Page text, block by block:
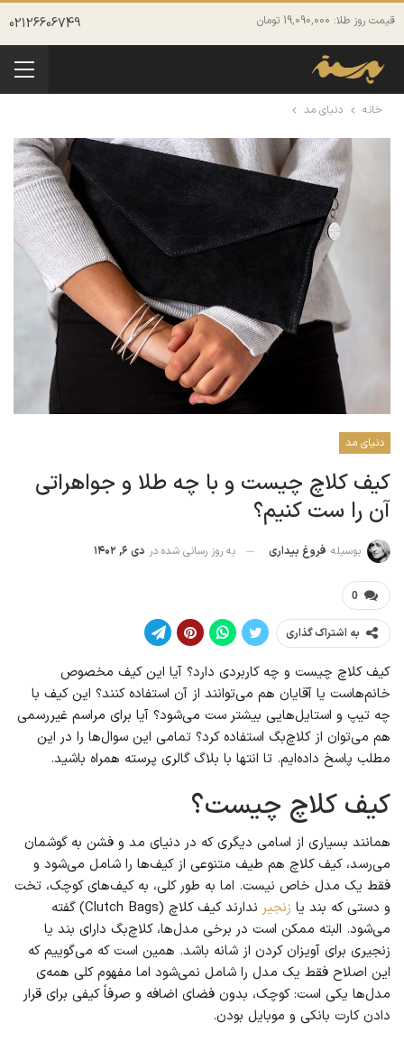
قیمت روز طلا: 19,090,000 تومان 02126606749
خانه دنیای مد
دنیای مد
کیف کلاچ چیست و با چه طلا و جواهراتی
آن را ست کنیم؟
بوسیله فروغ بیداری به روز رسانی شده در دی ۶, ۱۴۰۲
0
به اشتراک گذاری
کیف کلاچ چیست و چه کاربردی دارد؟ آیا این کیف مخصوص
خانم‌هاست یا آقایان هم می‌توانند از آن استفاده کنند؟ این کیف با
چه تیپ و استایل‌هایی بیشتر ست می‌شود؟ آیا برای مراسم غیررسمی
هم می‌توان از کلاچ‌بگ استفاده کرد؟ تمامی این سوال‌ها را در این
مطلب پاسخ داده‌ایم. تا انتها با بلاگ گالری پرسته همراه باشید.
کیف کلاچ چیست؟
همانند بسیاری از اسامی دیگری که در دنیای مد و فشن به گوشمان
می‌رسد، کیف کلاچ هم طیف متنوعی از کیف‌ها را شامل می‌شود و
فقط یک مدل خاص نیست. اما به طور کلی، به کیف‌های کوچک، تخت
و دستی که بند یا زنجیر
ندارند کیف کلاچ (Clutch Bags) گفته
می‌شود. البته ممکن است در برخی مدل‌ها، کلاچ‌بگ دارای بند یا
زنجیری برای آویزان کردن از شانه باشد. همین است که می‌گوییم که
این اصلاح فقط یک مدل را شامل نمی‌شود اما مفهوم کلی همه‌ی
مدل‌ها یکی است: کوچک، بدون فضای اضافه و صرفاً کیفی برای قرار
دادن کارت بانکی و موبایل بودن.